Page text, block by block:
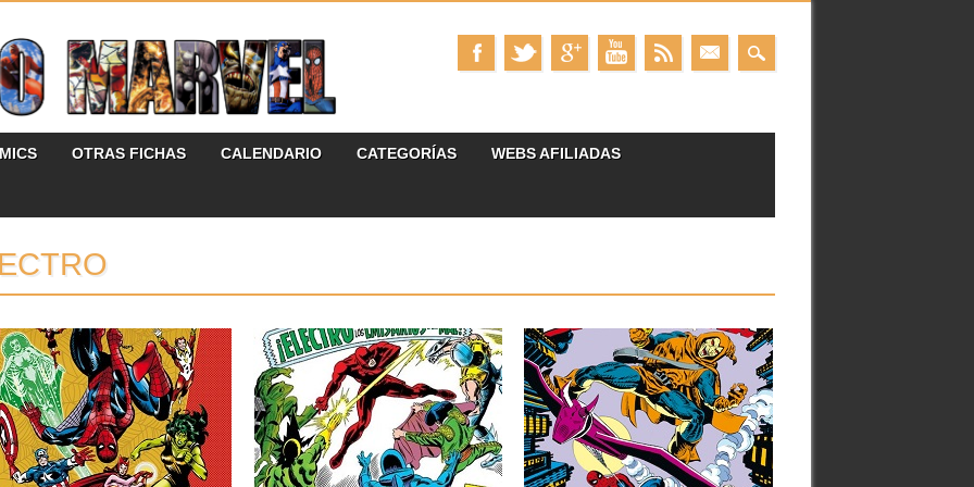
OTRAS FICHAS CALENDARIO CATEGORÍAS WEBS AFILIADAS
LOS
MARVEL
«¡YO QUIERO SER
VENGADOR!» (1983-
1984)
entrega de la serie de tomos
13.02.25
RESEÑAS: BIBLIOTECA
MARVEL 79: DAREDEVIL 6
(1967)
Aviso de posibles spoilers si nunca has
leído estos cómics. La...
17.09.24
RESEÑAS: PETER
PARKER, EL
ESPECTACULAR
SPIDERMAN: MARVEL
HÉROES 1: «NOCHES DE
NUEVA YORK» (1982-